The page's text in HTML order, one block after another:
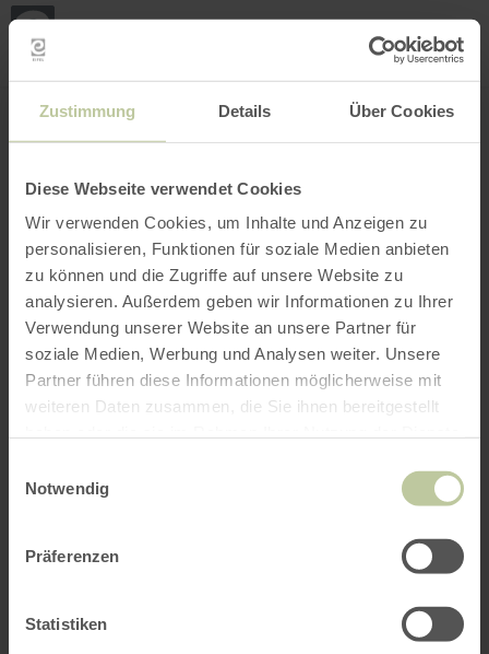
Zustimmung Details Über Cookies
Diese Webseite verwendet Cookies
Wir verwenden Cookies, um Inhalte und Anzeigen zu
personalisieren, Funktionen für soziale Medien anbieten
zu können und die Zugriffe auf unsere Website zu
analysieren. Außerdem geben wir Informationen zu Ihrer
Verwendung unserer Website an unsere Partner für
soziale Medien, Werbung und Analysen weiter. Unsere
Partner führen diese Informationen möglicherweise mit
weiteren Daten zusammen, die Sie ihnen bereitgestellt
Notwendig
Präferenzen
Statistiken
INTERACTIVE MAP
my
Open filter